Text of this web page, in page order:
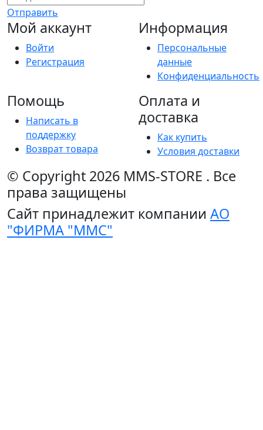
Отправить
Мой аккаунт
Войти
Регистрация
Информация
Персональные
данные
Конфиденциальность
Помощь
Написать в
поддержку
Возврат товара
Оплата и
доставка
Как купить
Условия доставки
© Copyright 2026 MMS-STORE . Все
права защищены
Сайт принадлежит компании АО
"ФИРМА "ММС"